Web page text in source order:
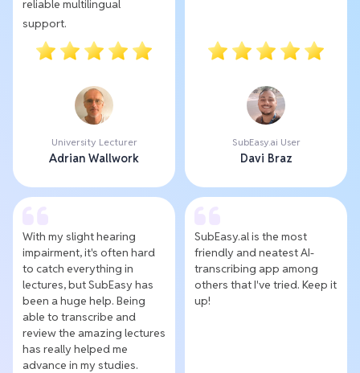
reliable multilingual
support.
University Lecturer
Adrian Wallwork
SubEasy.ai User
Davi Braz
With my slight hearing
impairment, it's often hard
to catch everything in
lectures, but SubEasy has
been a huge help. Being
able to transcribe and
review the amazing lectures
has really helped me
advance in my studies.
SubEasy.al is the most
friendly and neatest AI-
transcribing app among
others that I've tried. Keep it
up!